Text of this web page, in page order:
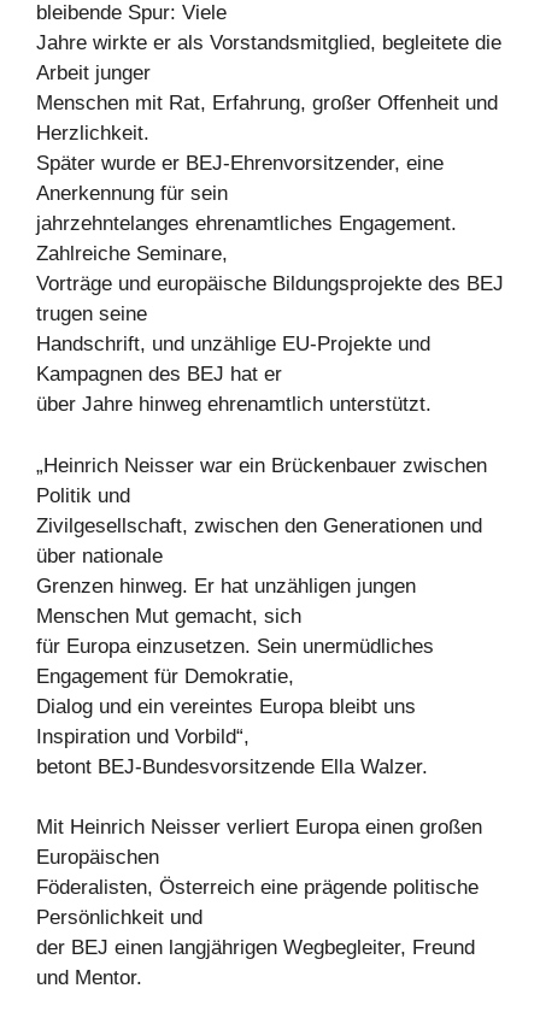
bleibende Spur: Viele
Jahre wirkte er als Vorstandsmitglied, begleitete die
Arbeit junger
Menschen mit Rat, Erfahrung, großer Offenheit und
Herzlichkeit.
Später wurde er BEJ-Ehrenvorsitzender, eine
Anerkennung für sein
jahrzehntelanges ehrenamtliches Engagement.
Zahlreiche Seminare,
Vorträge und europäische Bildungsprojekte des BEJ
trugen seine
Handschrift, und unzählige EU-Projekte und
Kampagnen des BEJ hat er
über Jahre hinweg ehrenamtlich unterstützt.
„Heinrich Neisser war ein Brückenbauer zwischen
Politik und
Zivilgesellschaft, zwischen den Generationen und
über nationale
Grenzen hinweg. Er hat unzähligen jungen
Menschen Mut gemacht, sich
für Europa einzusetzen. Sein unermüdliches
Engagement für Demokratie,
Dialog und ein vereintes Europa bleibt uns
Inspiration und Vorbild“,
betont BEJ-Bundesvorsitzende Ella Walzer.
Mit Heinrich Neisser verliert Europa einen großen
Europäischen
Föderalisten, Österreich eine prägende politische
Persönlichkeit und
der BEJ einen langjährigen Wegbegleiter, Freund
und Mentor.